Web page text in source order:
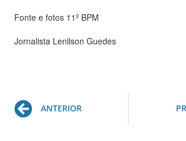
Fonte e fotos 11º BPM
Jornalista Lenilson Guedes
Prev
ANTERIOR